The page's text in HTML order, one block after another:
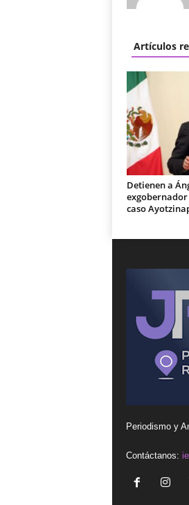
Artículos
Detienen a
caso
Periodismo y
Contáctanos: